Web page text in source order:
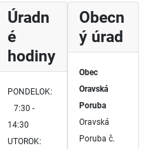
Úradn
é
hodiny
PONDELOK:
7:30 -
14:30
UTOROK:
Obecn
ý úrad
Obec
Oravská
Poruba
Oravská
Poruba č.